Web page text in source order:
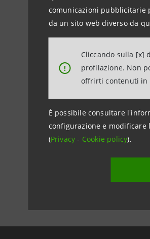
comunicazioni pubblicitarie
da un sito web diverso da
!
Cliccando sulla [x]
profilazione. Non
offrirti contenuti in
È possibile consultare
configurazione e modificare
(Privacy- Cookie policy).
l’operazione
Il finanziamento
è assistito da